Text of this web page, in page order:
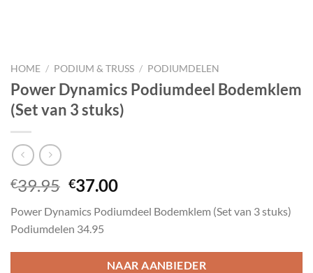
HOME / PODIUM & TRUSS / PODIUMDELEN
Power Dynamics Podiumdeel Bodemklem
(Set van 3 stuks)
€39.95 Oorspronkelijke
was:
€39.95.
€37.00Huidige
is:
Power Dynamics Podiumdeel Bodemklem (Set van 3 stuks)
Podiumdelen 34.95
NAAR AANBIEDER